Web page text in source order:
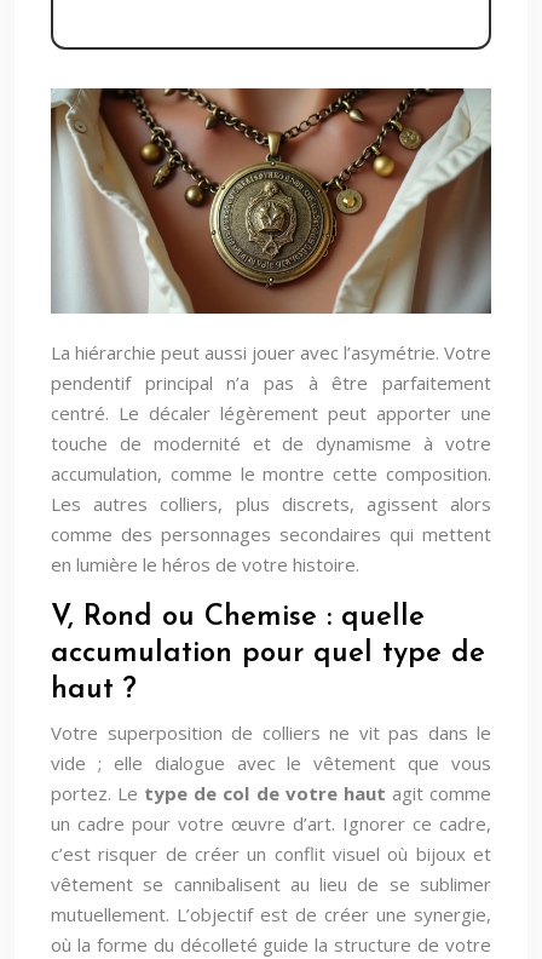
La hiérarchie peut aussi jouer avec l’asymétrie. Votre
pendentif principal n’a pas à être parfaitement
centré. Le décaler légèrement peut apporter une
touche de modernité et de dynamisme à votre
accumulation, comme le montre cette composition.
Les autres colliers, plus discrets, agissent alors
comme des personnages secondaires qui mettent
en lumière le héros de votre histoire.
V, Rond ou Chemise : quelle
accumulation pour quel type de
haut ?
Votre superposition de colliers ne vit pas dans le
vide ; elle dialogue avec le vêtement que vous
portez. Le type de col de votre haut agit comme
un cadre pour votre œuvre d’art. Ignorer ce cadre,
c’est risquer de créer un conflit visuel où bijoux et
vêtement se cannibalisent au lieu de se sublimer
mutuellement. L’objectif est de créer une synergie,
où la forme du décolleté guide la structure de votre